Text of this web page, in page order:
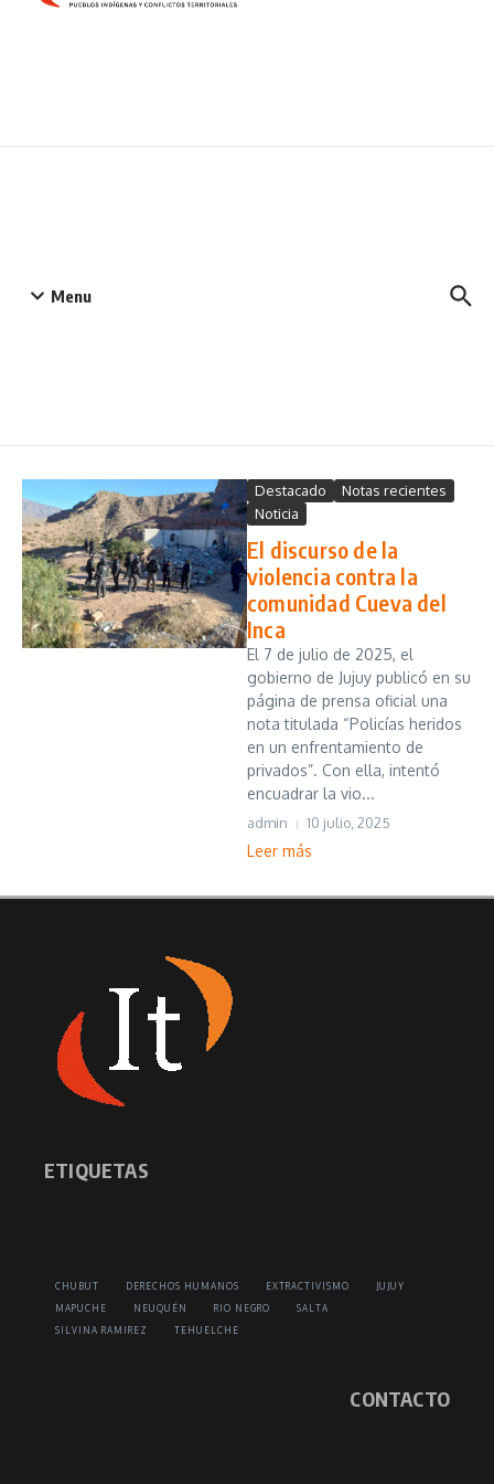
Menu
Destacado
Notas recientes
Noticia
El discurso de la
violencia contra la
comunidad Cueva del
Inca
El 7 de julio de 2025, el
gobierno de Jujuy publicó en su
página de prensa oficial una
nota titulada “Policías heridos
en un enfrentamiento de
privados”. Con ella, intentó
encuadrar la vio...
admin 10 julio, 2025
Leer más
ETIQUETAS
CHUBUT DERECHOS HUMANOS EXTRACTIVISMO
JUJUY
MAPUCHE
NEUQUÉN RIO NEGRO
SALTA
SILVINA RAMIREZ
TEHUELCHE
CONTACTO